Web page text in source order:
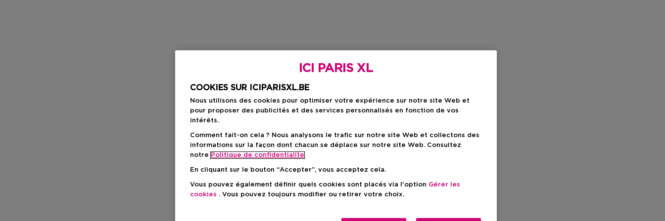
ICI PARIS XL
COOKIES SUR ICIPARISXL.BE
Nous utilisons des cookies pour optimiser votre expérience sur notre site Web et
pour proposer des publicités et des services personnalisés en fonction de vos
intérêts.
Comment fait-on cela ? Nous analysons le trafic sur notre site Web et collectons des
informations sur la façon dont chacun se déplace sur notre site Web. Consultez
notre Politique de confidentialite
En cliquant sur le bouton “Accepter”, vous acceptez cela.
Vous pouvez également définir quels cookies sont placés via l'option Gérer les
cookies . Vous pouvez toujours modifier ou retirer votre choix.